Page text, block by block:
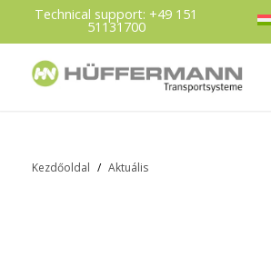
Technical support: +49 151
51131700
Kezdőoldal / Aktuális